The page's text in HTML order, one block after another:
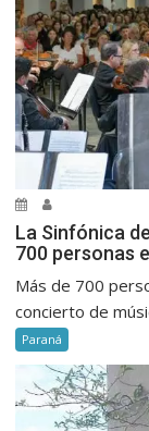
La Sinfónica
700 personas
Más de 700
concierto de
Paraná